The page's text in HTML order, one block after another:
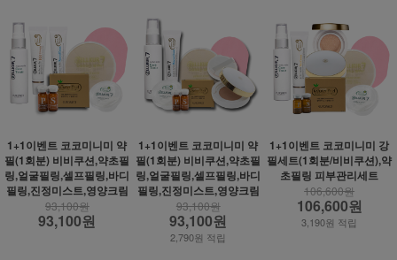
1+1이벤트 코코미니미 약
필(1회분) 비비쿠션,약초필
링,얼굴필링,셀프필링,바디
필링,진정미스트,영양크림
93,100원
93,100원
1+1이벤트 코코미니미 약
필(1회분) 비비쿠션,약초필
링,얼굴필링,셀프필링,바디
필링,진정미스트,영양크림
93,100원
93,100원
2,790원 적립
1+1이벤트 코코미니미 강
필세트(1회분/비비쿠션),약
초필링 피부관리세트
106,600원
106,600원
3,190원 적립